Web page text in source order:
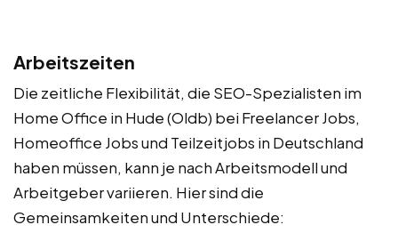
Arbeitszeiten
Die zeitliche Flexibilität, die SEO-Spezialisten im
Home Office in Hude (Oldb) bei Freelancer Jobs,
Homeoffice Jobs und Teilzeitjobs in Deutschland
haben müssen, kann je nach Arbeitsmodell und
Arbeitgeber variieren. Hier sind die
Gemeinsamkeiten und Unterschiede: